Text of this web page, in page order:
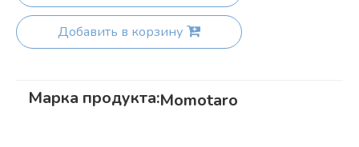
Добавить в корзину
Марка продукта:Momotaro